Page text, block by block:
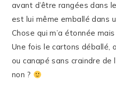
avant d’être rangées dans
est lui même emballé dans
Chose qui m’a étonnée
Une fois le cartons déballé,
ou canapé sans craindre de
non ?